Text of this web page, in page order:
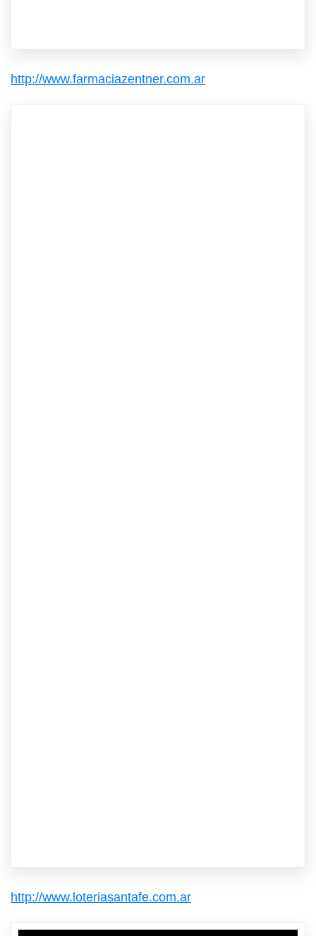
http://www.farmaciazentner.com.ar
http://www.loteriasantafe.com.ar